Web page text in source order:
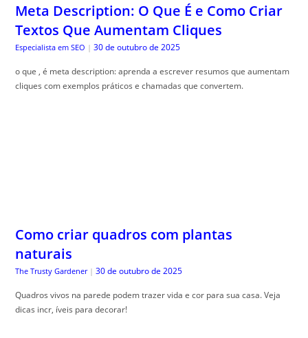
Meta Description: O Que É e Como Criar
Textos Que Aumentam Cliques
Especialista em SEO | 30 de outubro de 2025
o que , é meta description: aprenda a escrever resumos que aumentam
cliques com exemplos práticos e chamadas que convertem.
Como criar quadros com plantas
naturais
The Trusty Gardener | 30 de outubro de 2025
Quadros vivos na parede podem trazer vida e cor para sua casa. Veja
dicas incr, íveis para decorar!